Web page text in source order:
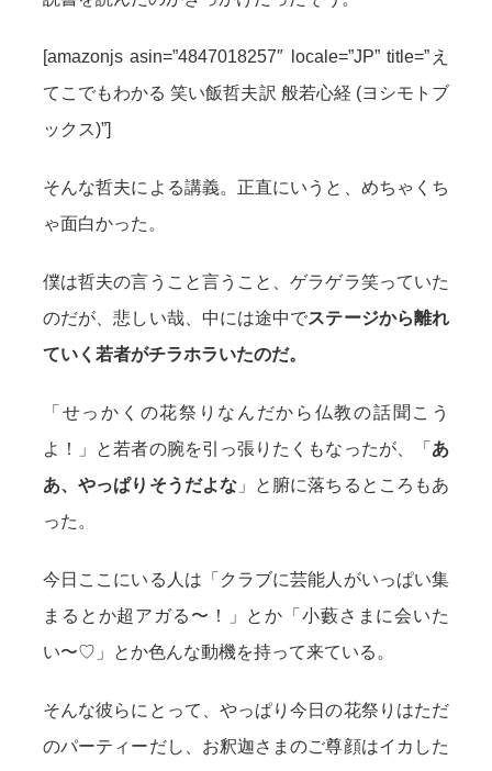
[amazonjs asin=”4847018257″ locale=”JP” title=”え
てこでもわかる 笑い飯哲夫訳 般若心経 (ヨシモトブ
ックス)”]
そんな哲夫による講義。正直にいうと、めちゃくち
ゃ面白かった。
僕は哲夫の言うこと言うこと、ゲラゲラ笑っていた
のだが、悲しい哉、中には途中でステージから離れ
ていく若者がチラホラいたのだ。
「せっかくの花祭りなんだから仏教の話聞こう
よ！」と若者の腕を引っ張りたくもなったが、「 あ
あ、やっぱりそうだよな 」と腑に落ちるところもあ
った。
今日ここにいる人は「クラブに芸能人がいっぱい集
まるとか超アガる〜！」とか「小藪さまに会いた
い〜♡」とか色んな動機を持って来ている。
そんな彼らにとって、やっぱり今日の花祭りはただ
のパーティーだし、お釈迦さまのご尊顔はイカした